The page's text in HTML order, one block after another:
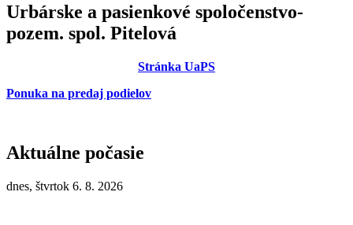
Urbárske a pasienkové spoločenstvo-
pozem. spol. Pitelová
Stránka UaPS
Ponuka na predaj podielov
Aktuálne počasie
dnes, štvrtok 6. 8. 2026